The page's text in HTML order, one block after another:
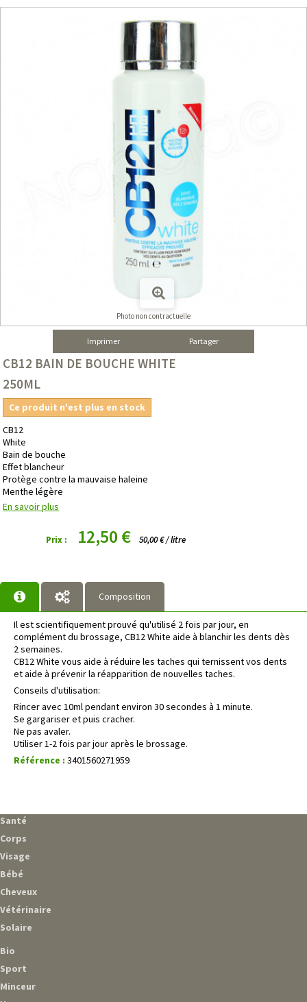
Photo non contractuelle
Imprimer Partager
CB12 BAIN DE BOUCHE WHITE
250ML
Ce produit n'est plus en stock
CB12
White
Bain de bouche
Effet blancheur
Protège contre la mauvaise haleine
Menthe légère
En savoir plus
Prix : 12,50 € 50,00 € / litre
Composition
Il est scientifiquement prouvé qu'utilisé 2 fois par jour, en
complément du brossage, CB12 White aide à blanchir les dents dès
2 semaines.
CB12 White vous aide à réduire les taches qui ternissent vos dents
et aide à prévenir la réapparition de nouvelles taches.
Conseils d'utilisation:
Rincer avec 10ml pendant environ 30 secondes à 1 minute.
Se gargariser et puis cracher.
Ne pas avaler.
Utiliser 1-2 fois par jour après le brossage.
Référence : 3401560271959
Santé
Corps
Visage
Bébé
Cheveux
Vétérinaire
Solaire
Bio
Sport
Minceur